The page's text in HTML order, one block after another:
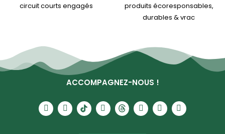
circuit courts engagés
produits écoresponsables,
durables & vrac
ACCOMPAGNEZ-NOUS !